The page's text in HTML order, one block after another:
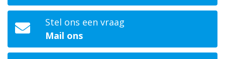
Stel ons een vraag
Mail ons